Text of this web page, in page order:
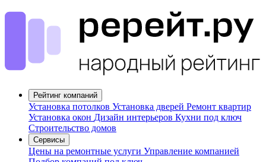
Рейтинг компаний
Установка потолков Установка дверей Ремонт квартир
Установка окон Дизайн интерьеров Кухни под ключ
Строительство домов
Сервисы
Цены на ремонтные услуги Управление компанией